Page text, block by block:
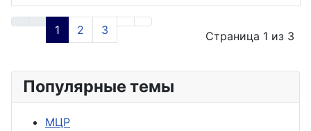
Материалы
Страница 1 из 3
1 2 3
Популярные темы
МЦР